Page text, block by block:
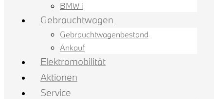
BMW i
Gebrauchtwagen
Gebrauchtwagenbestand
Ankauf
Elektromobilität
Aktionen
Service